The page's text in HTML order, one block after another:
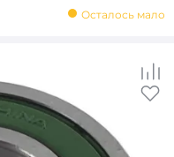
Осталось мало